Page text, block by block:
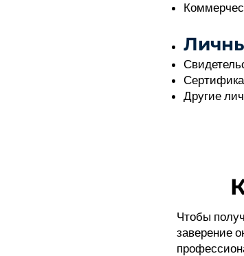
Другие
Чтобы
заверение